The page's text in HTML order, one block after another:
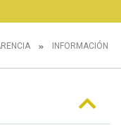
INFORMACIÓN